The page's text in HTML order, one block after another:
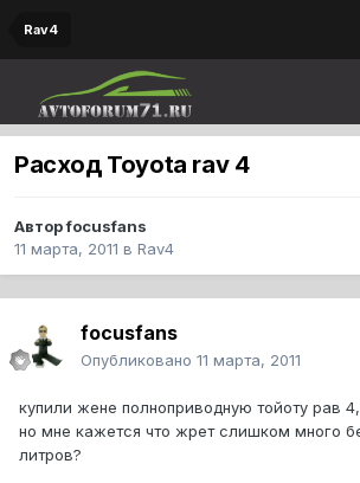
Rav4
Расход Toyota rav 4
Авторfocusfans
11 марта, 2011 в Rav4
focusfans
Опубликовано 11 марта, 2011
купили жене полноприводную тойоту рав
но мне кажется что жрет слишком много
литров?